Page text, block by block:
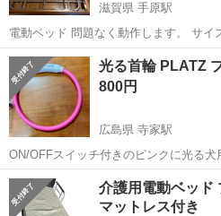
滋賀県 手原駅
電動ベッド 問題なく動作します。 サイ
https://www.platz-
ltd.co.jp/support/manual/torisetsu/
滋賀 栗東市 手原駅
光る首輪 PLATZ
800円
広島県 寺家駅
ON/OFFスイッチ付きのピンクに光る犬
っただけでサイズ調整もなくきれいな
なサイズ変更方法は、メーカーサイト
お、説明書は付属し...
広島 東広島市 寺家駅 生活
介護用電動ベッド
マットレス付き